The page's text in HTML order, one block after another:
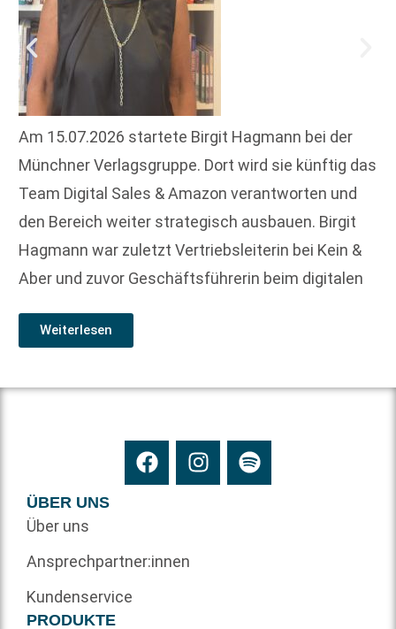
Am 15.07.2026 startete Birgit Hagmann bei der
Münchner Verlagsgruppe. Dort wird sie künftig das
Team Digital Sales & Amazon verantworten und
den Bereich weiter strategisch ausbauen. Birgit
Hagmann war zuletzt Vertriebsleiterin bei Kein &
Aber und zuvor Geschäftsführerin beim digitalen
Weiterlesen
ÜBER UNS
Über uns
Ansprechpartner:innen
Kundenservice
PRODUKTE